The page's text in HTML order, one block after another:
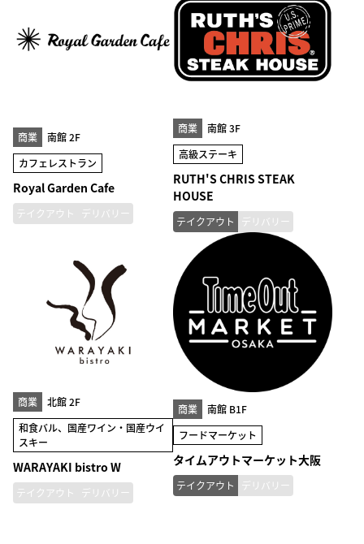
商業
南館 2F
カフェレストラン
Royal Garden Cafe
テイクアウト デリバリー
商業
南館 3F
高級ステーキ
RUTH'S CHRIS STEAK
HOUSE
テイクアウト デリバリー
商業
北館 2F
和食バル、国産ワイン・国産ウイ
スキー
WARAYAKI bistro W
テイクアウト デリバリー
商業
南館 B1F
フードマーケット
タイムアウトマーケット大阪
テイクアウト デリバリー